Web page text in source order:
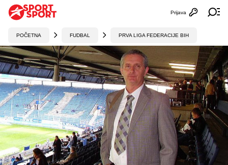
Otvori
Prijava
POČETNA FUDBAL PRVA LIGA FEDERACIJE BIH